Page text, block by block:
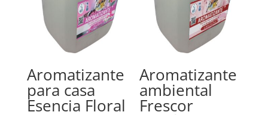
Aromatizante
para casa
Esencia Floral
Aromatizante
ambiental
Frescor